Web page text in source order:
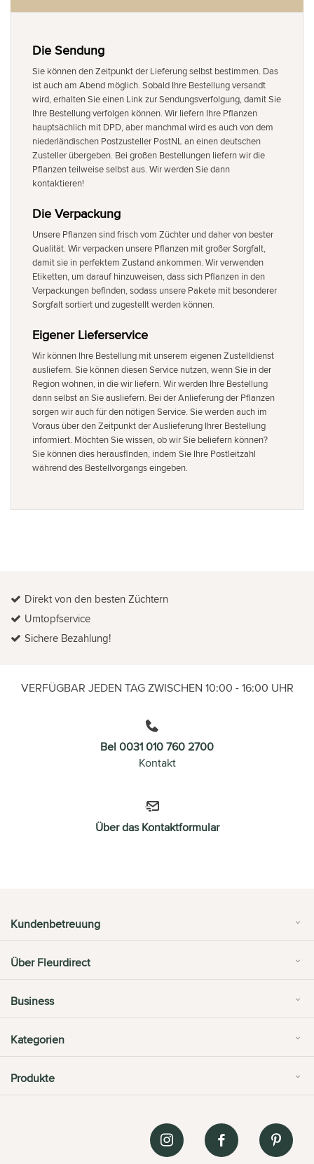
Die Sendung
Sie können den Zeitpunkt der Lieferung selbst bestimmen. Das
ist auch am Abend möglich. Sobald Ihre Bestellung versandt
wird, erhalten Sie einen Link zur Sendungsverfolgung, damit Sie
Ihre Bestellung verfolgen können. Wir liefern Ihre Pflanzen
hauptsächlich mit DPD, aber manchmal wird es auch von dem
niederländischen Postzusteller PostNL an einen deutschen
Zusteller übergeben. Bei großen Bestellungen liefern wir die
Pflanzen teilweise selbst aus. Wir werden Sie dann
kontaktieren!
Die Verpackung
Unsere Pflanzen sind frisch vom Züchter und daher von bester
Qualität. Wir verpacken unsere Pflanzen mit großer Sorgfalt,
damit sie in perfektem Zustand ankommen. Wir verwenden
Etiketten, um darauf hinzuweisen, dass sich Pflanzen in den
Verpackungen befinden, sodass unsere Pakete mit besonderer
Sorgfalt sortiert und zugestellt werden können.
Eigener Lieferservice
Wir können Ihre Bestellung mit unserem eigenen Zustelldienst
ausliefern. Sie können diesen Service nutzen, wenn Sie in der
Region wohnen, in die wir liefern. Wir werden Ihre Bestellung
dann selbst an Sie ausliefern. Bei der Anlieferung der Pflanzen
sorgen wir auch für den nötigen Service. Sie werden auch im
Voraus über den Zeitpunkt der Auslieferung Ihrer Bestellung
informiert. Möchten Sie wissen, ob wir Sie beliefern können?
Sie können dies herausfinden, indem Sie Ihre Postleitzahl
während des Bestellvorgangs eingeben.
Direkt von den besten Züchtern
Umtopfservice
Sichere Bezahlung!
VERFÜGBAR JEDEN TAG ZWISCHEN 10:00 - 16:00 UHR
Bel 0031 010 760 2700
Kontakt
Über das Kontaktformular
Kundenbetreuung
Über Fleurdirect
Business
Kategorien
Produkte